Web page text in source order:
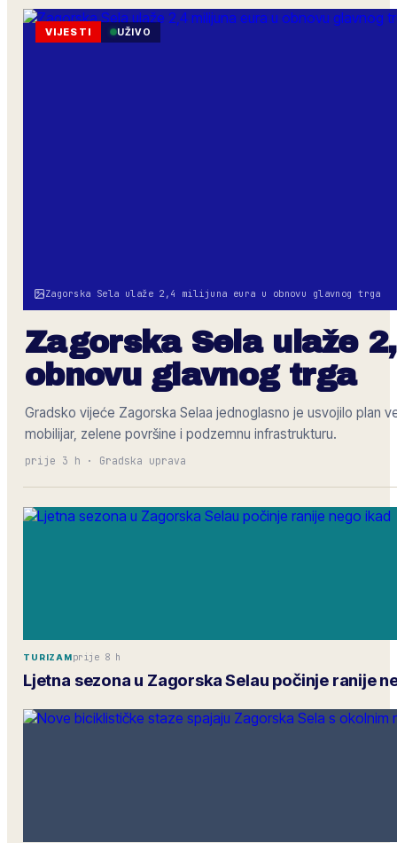
Zagorska Sela ulaže 2,4 milijuna eura u obnovu glavnog trga
VIJESTI UŽIVO
Zagorska Sela ulaže
obnovu glavnog trga
Gradsko vijeće Zagorska Selaa jednoglasno je usvojilo plan
mobilijar, zelene površine i podzemnu infrastrukturu.
prije 3 h · Gradska uprava
TURIZAMprije 8 h
Ljetna sezona u Zagorska Selau počinje ranije